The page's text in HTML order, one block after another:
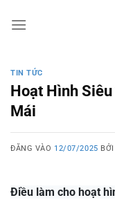
qua
TIN TỨC
Hoạt Hình
Mái
ĐĂNG VÀO 12/07/2025
Điều làm cho hoạt